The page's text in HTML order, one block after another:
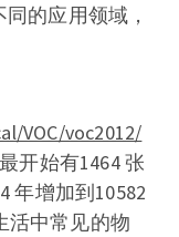
的应用领域，
VOC/voc2012/
开始有1464 张
年增加到10582
活中常见的物